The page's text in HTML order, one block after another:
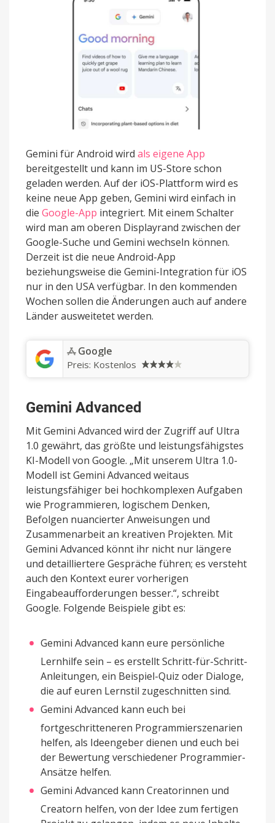
Gemini für Android wird als eigene App
bereitgestellt und kann im US-Store schon
geladen werden. Auf der iOS-Plattform wird es
keine neue App geben, Gemini wird einfach in
die Google-App integriert. Mit einem Schalter
wird man am oberen Displayrand zwischen der
Google-Suche und Gemini wechseln können.
Derzeit ist die neue Android-App
beziehungsweise die Gemini-Integration für iOS
nur in den USA verfügbar. In den kommenden
Wochen sollen die Änderungen auch auf andere
Länder ausweitetet werden.
‎Google
Preis: Kostenlos
Gemini Advanced
Mit Gemini Advanced wird der Zugriff auf Ultra
1.0 gewährt, das größte und leistungsfähigstes
KI-Modell von Google. „Mit unserem Ultra 1.0-
Modell ist Gemini Advanced weitaus
leistungsfähiger bei hochkomplexen Aufgaben
wie Programmieren, logischem Denken,
Befolgen nuancierter Anweisungen und
Zusammenarbeit an kreativen Projekten. Mit
Gemini Advanced könnt ihr nicht nur längere
und detailliertere Gespräche führen; es versteht
auch den Kontext eurer vorherigen
Eingabeaufforderungen besser.“, schreibt
Google. Folgende Beispiele gibt es:
Gemini Advanced kann eure persönliche
Lernhilfe sein – es erstellt Schritt-für-Schritt-
Anleitungen, ein Beispiel-Quiz oder Dialoge,
die auf euren Lernstil zugeschnitten sind.
Gemini Advanced kann euch bei
fortgeschritteneren Programmierszenarien
helfen, als Ideengeber dienen und euch bei
der Bewertung verschiedener Programmier-
Ansätze helfen.
Gemini Advanced kann Creatorinnen und
Creatorn helfen, von der Idee zum fertigen